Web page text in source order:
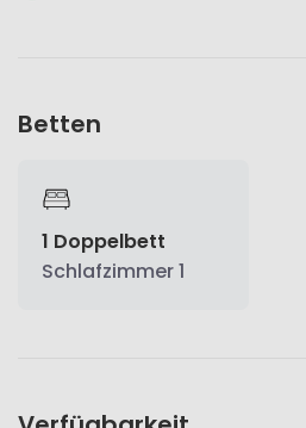
Betten
1 Doppelbett
Schlafzimmer 1